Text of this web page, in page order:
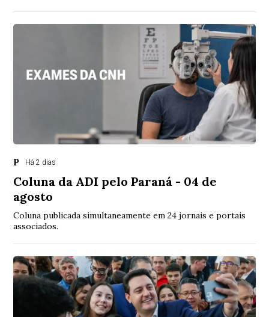
P Há 2 dias
Coluna da ADI pelo Paraná - 04 de
agosto
Coluna publicada simultaneamente em 24 jornais e portais
associados.